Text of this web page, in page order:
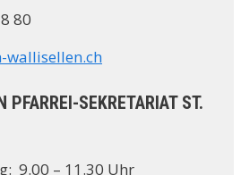
80
wallisellen.ch
PFARREI-SEKRETARIAT ST.
9.00 – 11.30 Uhr